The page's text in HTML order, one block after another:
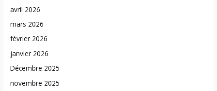
avril 2026
mars 2026
février 2026
janvier 2026
Décembre 2025
novembre 2025